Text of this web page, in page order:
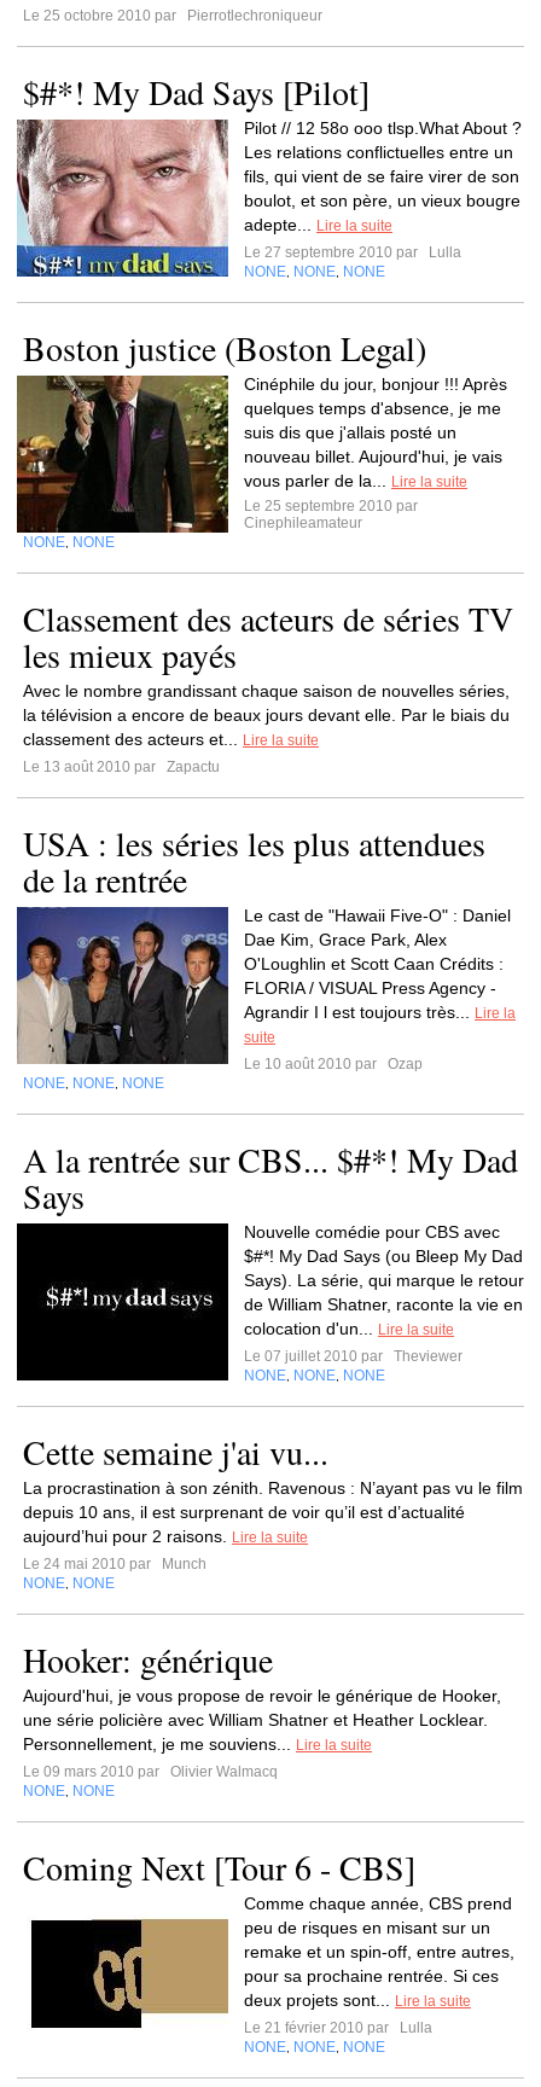
Le 25 octobre 2010 par Pierrotlechroniqueur
$#*! My Dad Says [Pilot]
Pilot // 12 58o ooo tlsp.What About ?
Les relations conflictuelles entre un
fils, qui vient de se faire virer de son
boulot, et son père, un vieux bougre
adepte...
Lire la suite
Le 27 septembre 2010 par
Lulla
NONE NONE NONE
Boston justice (Boston Legal)
Cinéphile du jour, bonjour !!! Après
quelques temps d'absence, je me
suis dis que j'allais posté un
nouveau billet. Aujourd'hui, je vais
vous parler de la...
Lire la suite
Le 25 septembre 2010 par
Cinephileamateur
NONE NONE
Classement des acteurs de séries TV
les mieux payés
Avec le nombre grandissant chaque saison de nouvelles séries,
la télévision a encore de beaux jours devant elle. Par le biais du
classement des acteurs et...
Lire la suite
Le 13 août 2010 par
Zapactu
USA : les séries les plus attendues
de la rentrée
Le cast de "Hawaii Five-O" : Daniel
Dae Kim, Grace Park, Alex
O'Loughlin et Scott Caan Crédits :
FLORIA / VISUAL Press Agency -
Agrandir I l est toujours très...
Lire la
suite
Le 10 août 2010 par
Ozap
NONE NONE NONE
A la rentrée sur CBS... $#*! My Dad
Says
Nouvelle comédie pour CBS avec
$#*! My Dad Says (ou Bleep My Dad
Says). La série, qui marque le retour
de William Shatner, raconte la vie en
colocation d'un...
Lire la suite
Le 07 juillet 2010 par
Theviewer
NONE NONE NONE
Cette semaine j'ai vu...
La procrastination à son zénith. Ravenous : N’ayant pas vu le film
depuis 10 ans, il est surprenant de voir qu’il est d’actualité
aujourd’hui pour 2 raisons.
Lire la suite
Le 24 mai 2010 par
Munch
NONE NONE
Hooker: générique
Aujourd'hui, je vous propose de revoir le générique de Hooker,
une série policière avec William Shatner et Heather Locklear.
Personnellement, je me souviens...
Lire la suite
Le 09 mars 2010 par
Olivier Walmacq
NONE NONE
Coming Next [Tour 6 - CBS]
Comme chaque année, CBS prend
peu de risques en misant sur un
remake et un spin-off, entre autres,
pour sa prochaine rentrée. Si ces
deux projets sont...
Lire la suite
Le 21 février 2010 par
Lulla
NONE NONE NONE